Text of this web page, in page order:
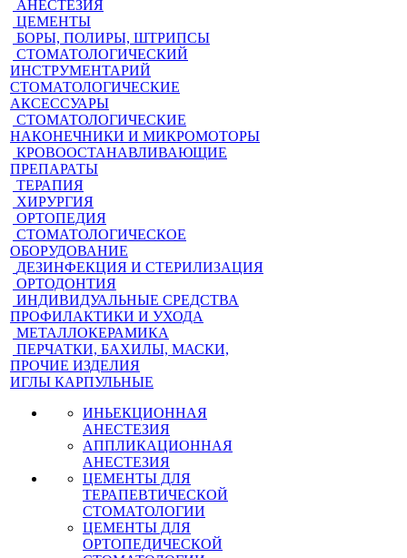
АНЕСТЕЗИЯ
ЦЕМЕНТЫ
БОРЫ, ПОЛИРЫ, ШТРИПСЫ
СТОМАТОЛОГИЧЕСКИЙ
ИНСТРУМЕНТАРИЙ
СТОМАТОЛОГИЧЕСКИЕ
АКСЕССУАРЫ
СТОМАТОЛОГИЧЕСКИЕ
НАКОНЕЧНИКИ И МИКРОМОТОРЫ
КРОВООСТАНАВЛИВАЮЩИЕ
ПРЕПАРАТЫ
ТЕРАПИЯ
ХИРУРГИЯ
ОРТОПЕДИЯ
СТОМАТОЛОГИЧЕСКОЕ
ОБОРУДОВАНИЕ
ДЕЗИНФЕКЦИЯ И СТЕРИЛИЗАЦИЯ
ОРТОДОНТИЯ
ИНДИВИДУАЛЬНЫЕ СРЕДСТВА
ПРОФИЛАКТИКИ И УХОДА
МЕТАЛЛОКЕРАМИКА
ПЕРЧАТКИ, БАХИЛЫ, МАСКИ,
ПРОЧИЕ ИЗДЕЛИЯ
ИГЛЫ КАРПУЛЬНЫЕ
ИНЬЕКЦИОННАЯ
АНЕСТЕЗИЯ
АППЛИКАЦИОННАЯ
АНЕСТЕЗИЯ
ЦЕМЕНТЫ ДЛЯ
ТЕРАПЕВТИЧЕСКОЙ
СТОМАТОЛОГИИ
ЦЕМЕНТЫ ДЛЯ
ОРТОПЕДИЧЕСКОЙ